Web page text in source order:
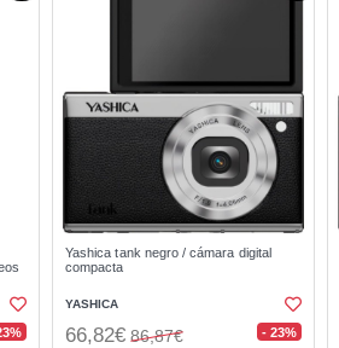
Yashica tank negro / cámara digital
compacta
YASHICA
66,82€ 86,87€ - 23%